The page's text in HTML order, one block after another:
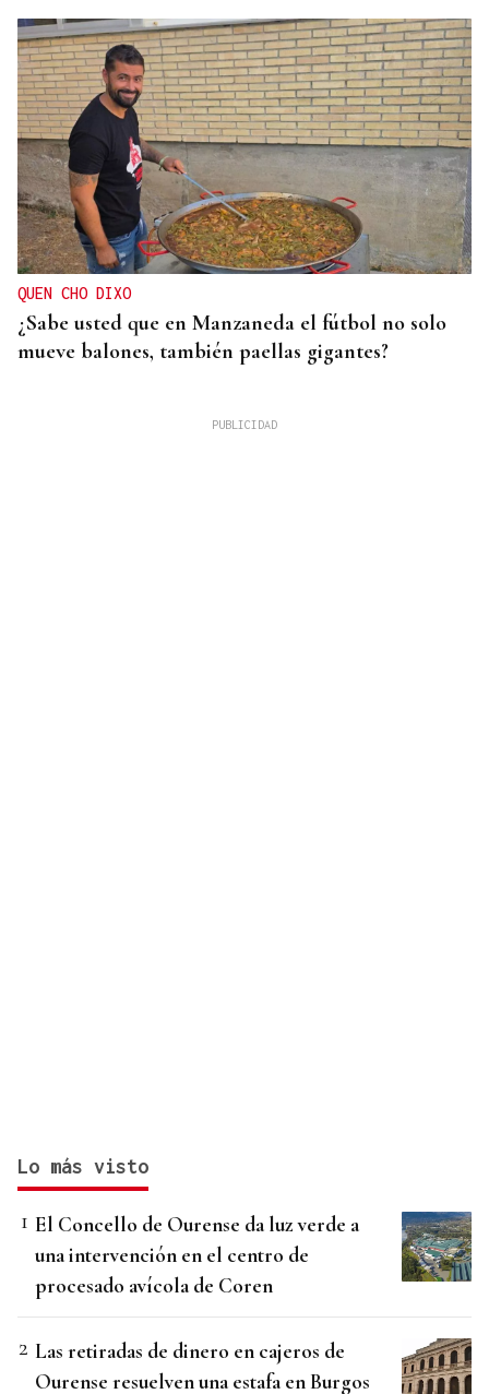
QUEN CHO DIXO
¿Sabe usted que en Manzaneda el fútbol no solo
mueve balones, también paellas gigantes?
Lo más visto
El Concello de Ourense da luz verde a
una intervención en el centro de
procesado avícola de Coren
Las retiradas de dinero en cajeros de
Ourense resuelven una estafa en Burgos